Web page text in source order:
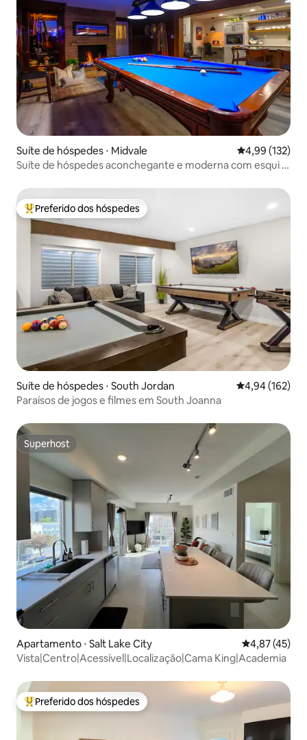
Suíte de hóspedes ⋅ Midvale 4,99 de uma
4,99 (132)
Suíte de hóspedes aconchegante e moderna com esqui e
Entre os melhores preferidos dos hóspedes
Preferido dos hóspedes
Suíte de hóspedes ⋅ South Jordan 4,94 de uma
4,94 (162)
Paraísos de jogos e filmes em South Joanna
Superhost
Superhost
Apartamento ⋅ Salt Lake City 4,87 de uma
4,87 (45)
Vista|Centro|Acessível|Localização|Cama King|Academia
Entre os melhores preferidos dos hóspedes
Preferido dos hóspedes